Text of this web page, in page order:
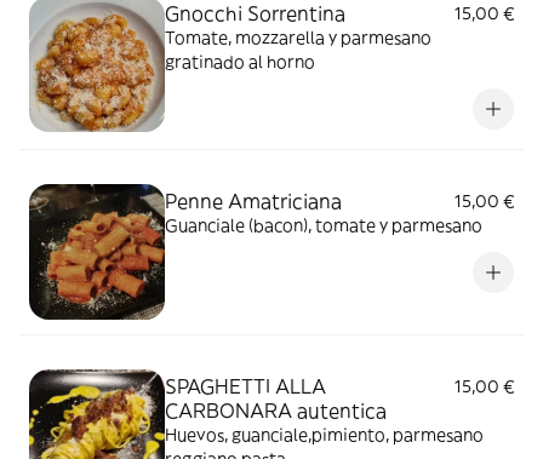
Gnocchi Sorrentina
15,00 €
Tomate, mozzarella y parmesano
gratinado al horno
Penne Amatriciana
15,00 €
Guanciale (bacon), tomate y parmesano
SPAGHETTI ALLA
CARBONARA autentica
15,00 €
Huevos, guanciale,pimiento, parmesano